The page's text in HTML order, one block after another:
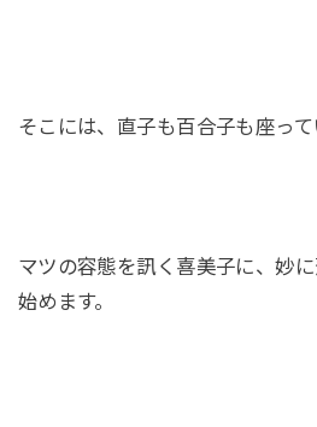
そこには、直子も百合子も座って
マツの容態を訊く喜美子に、妙
始めます。